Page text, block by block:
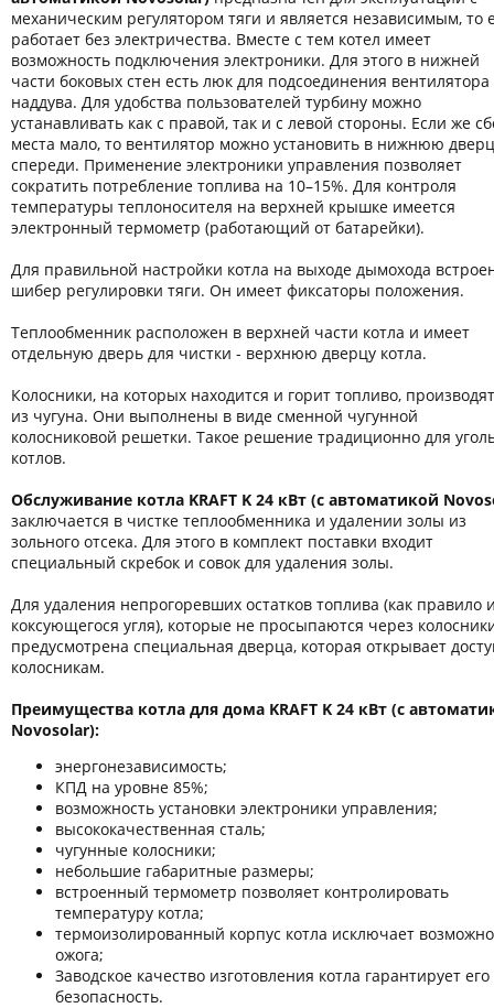
механическим регулятором тяги и является независимым, то
работает без электричества. Вместе с тем котел имеет
возможность подключения электроники. Для этого в нижней
части боковых стен есть люк для подсоединения вентилятора
наддува. Для удобства пользователей турбину можно
устанавливать как с правой, так и с левой стороны. Если же
места мало, то вентилятор можно установить в нижнюю
спереди. Применение электроники управления позволяет
сократить потребление топлива на 10–15%. Для контроля
температуры теплоносителя на верхней крышке имеется
электронный термометр (работающий от батарейки).
Для правильной настройки котла на выходе дымохода
шибер регулировки тяги. Он имеет фиксаторы положения.
Теплообменник расположен в верхней части котла и имеет
отдельную дверь для чистки - верхнюю дверцу котла.
Колосники, на которых находится и горит топливо,
из чугуна. Они выполнены в виде сменной чугунной
колосниковой решетки. Такое решение традиционно для
котлов.
Обслуживание котла KRAFT K 24 кВт (с автоматикой
заключается в чистке теплообменника и удалении золы из
зольного отсека. Для этого в комплект поставки входит
специальный скребок и совок для удаления золы.
Для удаления непрогоревших остатков топлива (как правило
коксующегося угля), которые не просыпаются через
предусмотрена специальная дверца, которая открывает
колосникам.
Преимущества котла для дома KRAFT K 24 кВт (с
Novosolar):
энергонезависимость;
КПД на уровне 85%;
возможность установки электроники управления;
высококачественная сталь;
чугунные колосники;
небольшие габаритные размеры;
встроенный термометр позволяет контролировать
температуру котла;
термоизолированный корпус котла исключает
ожога;
Заводское качество изготовления котла гарантирует его
безопасность.